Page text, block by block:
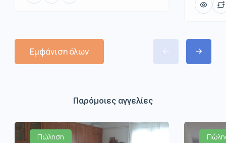
Εμφάνιση όλων
Παρόμοιες αγγελίες
Πώληση